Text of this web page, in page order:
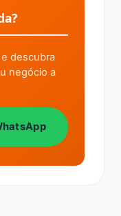
descubra
negócio a